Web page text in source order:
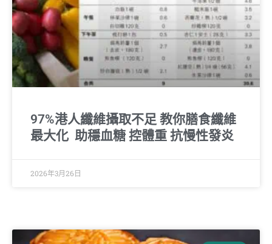
97%港人纖維攝取不足 教你膳食纖維
最大化 助穩血糖 控體重 抗慢性發炎
2026年3月26日